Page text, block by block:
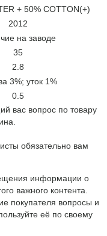
+ 50% COTTON(+)
2012
на заводе
35
2.8
3%; уток 1%
0.5
вас вопрос по товару
обязательно вам
информации о
важного контента.
покупателя вопросы и
её по своему